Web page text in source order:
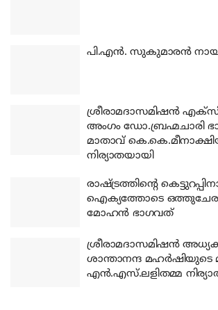
പി.എന്‍. സുകുമാരന്‍ നായര്‍
ശ്രീരാമദാസമിഷന്‍
അംഗം ഡോ.ബ്രഹ്മചാരി
മാതാവ്
നിര്യാതയായി
രാഷ്ട്രത്തിന്റെ
ഐക്യത്തോടെ
മോഹന്‍ ഭാഗവത്
ശ്രീരാമദാസമിഷന്‍
ശാന്താനന്ദ മഹര്‍ഷിയുടെ
എന്‍.എസ്.ലളിതമ്മ